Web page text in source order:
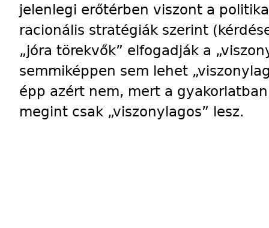
jelenlegi erőtérben viszont a
racionális stratégiák szerint
„jóra törekvők” elfogadják a
semmiképpen sem lehet
épp azért nem, mert a
megint csak „viszonylagos” lesz.